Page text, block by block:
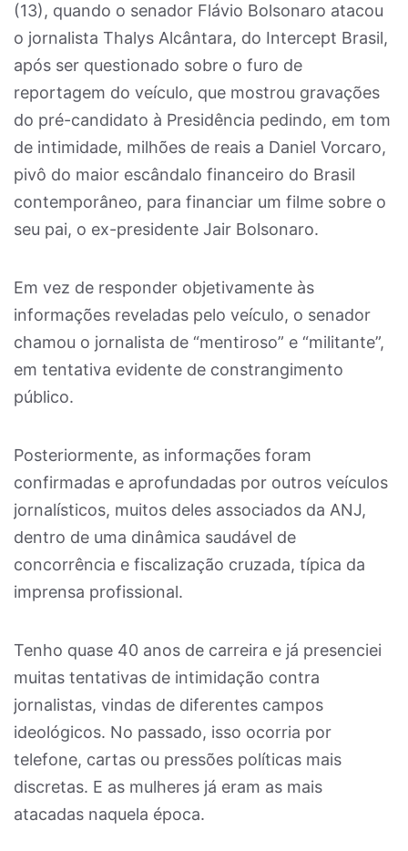
(13), quando o senador Flávio Bolsonaro atacou
o jornalista Thalys Alcântara, do Intercept Brasil,
após ser questionado sobre o furo de
reportagem do veículo, que mostrou gravações
do pré-candidato à Presidência pedindo, em tom
de intimidade, milhões de reais a Daniel Vorcaro,
pivô do maior escândalo financeiro do Brasil
contemporâneo, para financiar um filme sobre o
seu pai, o ex-presidente Jair Bolsonaro.
Em vez de responder objetivamente às
informações reveladas pelo veículo, o senador
chamou o jornalista de “mentiroso” e “militante”,
em tentativa evidente de constrangimento
público.
Posteriormente, as informações foram
confirmadas e aprofundadas por outros veículos
jornalísticos, muitos deles associados da ANJ,
dentro de uma dinâmica saudável de
concorrência e fiscalização cruzada, típica da
imprensa profissional.
Tenho quase 40 anos de carreira e já presenciei
muitas tentativas de intimidação contra
jornalistas, vindas de diferentes campos
ideológicos. No passado, isso ocorria por
telefone, cartas ou pressões políticas mais
discretas. E as mulheres já eram as mais
atacadas naquela época.